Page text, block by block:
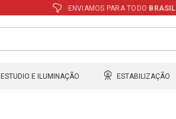
ENVIAMOS PARA TODO BRASIL
ESTUDIO E ILUMINAÇÃO ESTABILIZAÇÃO